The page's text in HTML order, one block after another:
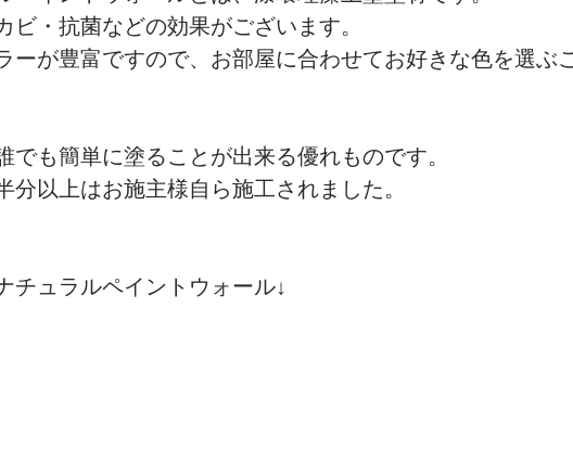
の家 リフォーム 旅の記録
ビ・抗菌などの効果がございます。
ーが豊富ですので、お部屋に合わせてお好きな色を選ぶ
でも簡単に塗ることが出来る優れものです。
分以上はお施主様自ら施工されました。
チュラルペイントウォール↓